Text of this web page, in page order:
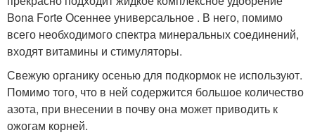
Bona Forte Осеннее универсальное . В него, помимо
всего необходимого спектра минеральных соединений,
входят витамины и стимуляторы.
Свежую органику осенью для подкормок не используют.
Помимо того, что в ней содержится большое количество
азота, при внесении в почву она может приводить к
ожогам корней.